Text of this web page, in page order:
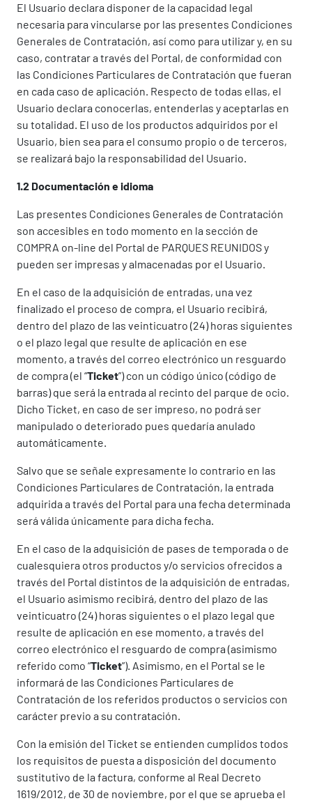
El Usuario declara disponer de la capacidad legal
necesaria para vincularse por las presentes Condiciones
Generales de Contratación, así como para utilizar y, en su
caso, contratar a través del Portal, de conformidad con
las Condiciones Particulares de Contratación que fueran
en cada caso de aplicación. Respecto de todas ellas, el
Usuario declara conocerlas, entenderlas y aceptarlas en
su totalidad. El uso de los productos adquiridos por el
Usuario, bien sea para el consumo propio o de terceros,
se realizará bajo la responsabilidad del Usuario.
1.2 Documentación e idioma
Las presentes Condiciones Generales de Contratación
son accesibles en todo momento en la sección de
COMPRA on-line del Portal de PARQUES REUNIDOS y
pueden ser impresas y almacenadas por el Usuario.
En el caso de la adquisición de entradas, una vez
finalizado el proceso de compra, el Usuario recibirá,
dentro del plazo de las veinticuatro (24) horas siguientes
o el plazo legal que resulte de aplicación en ese
momento, a través del correo electrónico un resguardo
de compra (el “Ticket”) con un código único (código de
barras) que será la entrada al recinto del parque de ocio.
Dicho Ticket, en caso de ser impreso, no podrá ser
manipulado o deteriorado pues quedaría anulado
automáticamente.
Salvo que se señale expresamente lo contrario en las
Condiciones Particulares de Contratación, la entrada
adquirida a través del Portal para una fecha determinada
será válida únicamente para dicha fecha.
En el caso de la adquisición de pases de temporada o de
cualesquiera otros productos y/o servicios ofrecidos a
través del Portal distintos de la adquisición de entradas,
el Usuario asimismo recibirá, dentro del plazo de las
veinticuatro (24) horas siguientes o el plazo legal que
resulte de aplicación en ese momento, a través del
correo electrónico el resguardo de compra (asimismo
referido como “Ticket”). Asimismo, en el Portal se le
informará de las Condiciones Particulares de
Contratación de los referidos productos o servicios con
carácter previo a su contratación.
Con la emisión del Ticket se entienden cumplidos todos
los requisitos de puesta a disposición del documento
sustitutivo de la factura, conforme al Real Decreto
1619/2012, de 30 de noviembre, por el que se aprueba el